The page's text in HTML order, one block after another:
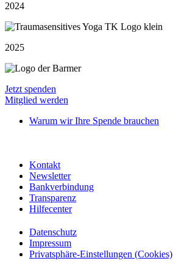
2024
2025
Jetzt spenden
Mitglied werden
Warum wir Ihre Spende brauchen
Kontakt
Newsletter
Bankverbindung
Transparenz
Hilfecenter
Datenschutz
Impressum
Privatsphäre-Einstellungen (Cookies)